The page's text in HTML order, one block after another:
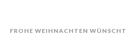
FROHE WEIHNACHTEN WÜNSCHT